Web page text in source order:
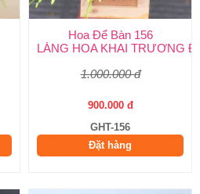
Hoa Để Bàn 156
LẴNG HOA KHAI TRƯƠNG
1.000.000 đ
900.000 đ
GHT-156
Đặt hàng